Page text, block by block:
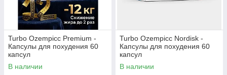
Turbo Ozempicс Premium -
Капсулы для похудения 60
капсул
В наличии
Turbo Ozempicc Nordisk -
Капсулы для похудения 60
капсул
В наличии